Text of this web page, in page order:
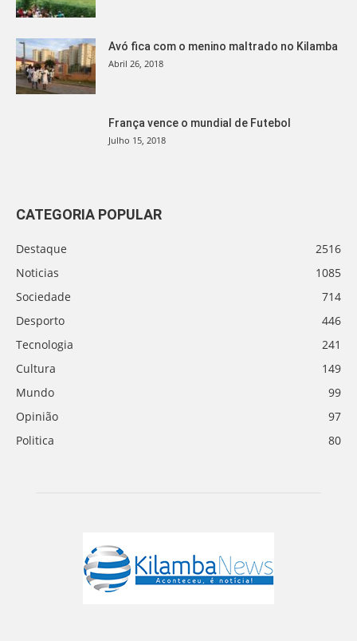
Avó fica com o menino maltrado no Kilamba
Abril 26, 2018
França vence o mundial de Futebol
Julho 15, 2018
CATEGORIA POPULAR
Destaque
2516
Noticias
1085
Sociedade
714
Desporto
446
Tecnologia
241
Cultura
149
Mundo
99
Opinião
97
Politica
80